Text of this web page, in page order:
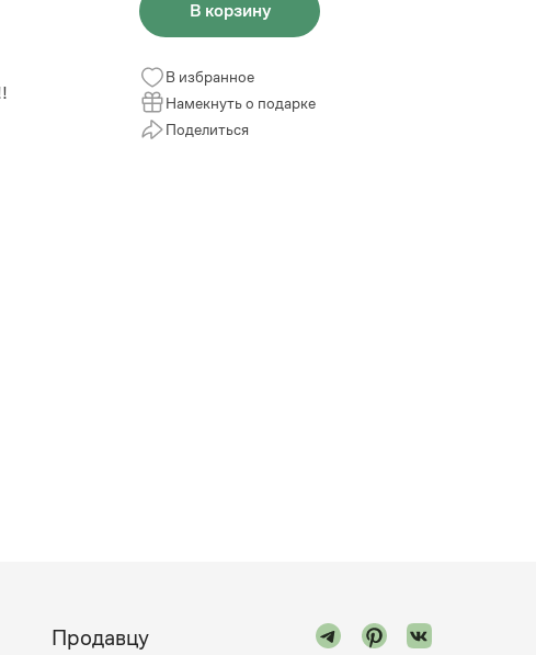
В корзину
В избранное
Намекнуть о подарке
Поделиться
Продавцу